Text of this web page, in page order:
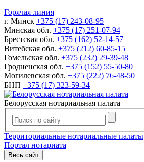
Горячая линия
г. Минск +375 (17) 243-08-95
Минская обл. +375 (17) 251-07-94
Брестская обл. +375 (162) 52-14-57
Витебская обл. +375 (212) 60-85-15
Гомельская обл. +375 (232) 29-39-48
Гродненская обл. +375 (152) 55-50-80
Могилевская обл. +375 (222) 76-48-50
БНП +375 (17) 323-59-34
Белорусская нотариальная палата
Территориальные нотариальные палаты
Портал нотариата
Весь сайт